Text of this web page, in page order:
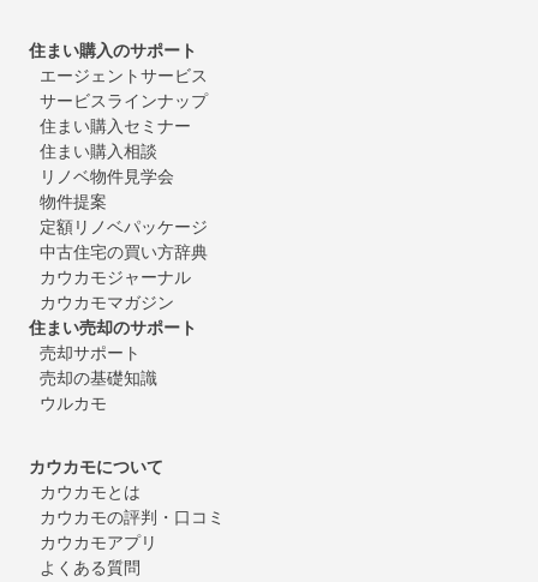
住まい購入のサポート
エージェントサービス
サービスラインナップ
住まい購入セミナー
住まい購入相談
リノベ物件見学会
物件提案
定額リノベパッケージ
中古住宅の買い方辞典
カウカモジャーナル
カウカモマガジン
住まい売却のサポート
売却サポート
売却の基礎知識
ウルカモ
カウカモについて
カウカモとは
カウカモの評判・口コミ
カウカモアプリ
よくある質問